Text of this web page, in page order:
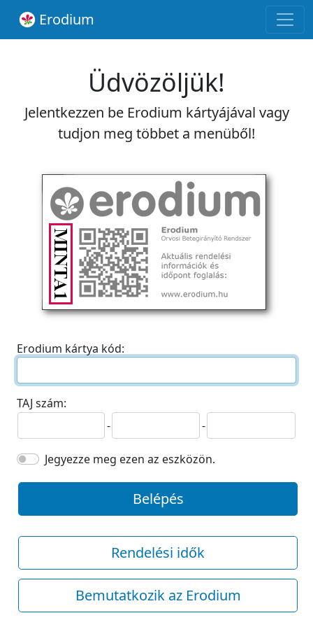
Erodium
Üdvözöljük!
Jelentkezzen be Erodium kártyájával vagy
tudjon meg többet a menüből!
Erodium kártya kód:
TAJ szám:
-
-
Jegyezze meg ezen az eszközön.
Belépés
Rendelési idők
Bemutatkozik az Erodium